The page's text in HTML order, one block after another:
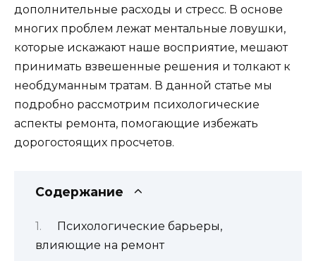
дополнительные расходы и стресс. В основе
многих проблем лежат ментальные ловушки,
которые искажают наше восприятие, мешают
принимать взвешенные решения и толкают к
необдуманным тратам. В данной статье мы
подробно рассмотрим психологические
аспекты ремонта, помогающие избежать
дорогостоящих просчетов.
Содержание
Психологические барьеры,
влияющие на ремонт